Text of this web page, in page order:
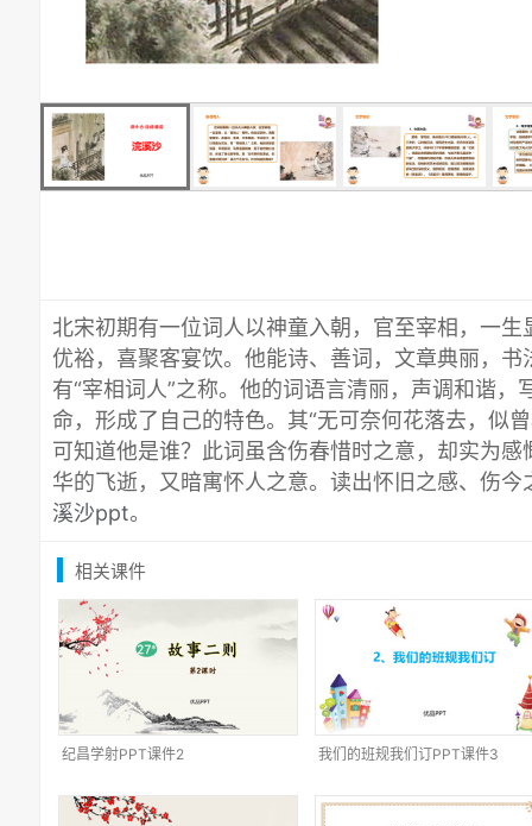
北宋初期有一位词人以神童入朝，官至宰相，一生
优裕，喜聚客宴饮。他能诗、善词，文章典丽，
有“宰相词人”之称。他的词语言清丽，声调和谐
命，形成了自己的特色。其“无可奈何花落去，似
可知道他是谁？此词虽含伤春惜时之意，却实为
华的飞逝，又暗寓怀人之意。读出怀旧之感、伤
溪沙ppt。
相关课件
纪昌学射PPT课件2 我们的班规我们订PPT课件3